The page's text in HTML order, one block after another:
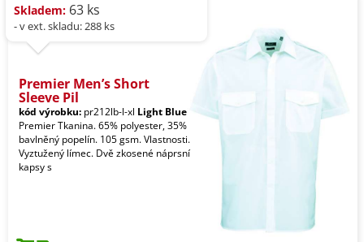
Skladem: 63 ks
- v ext. skladu: 288 ks
Premier Men’s Short
Sleeve Pil
kód výrobku: pr212lb-l-xl Light Blue
Premier Tkanina. 65% polyester, 35%
bavlněný popelín. 105 gsm. Vlastnosti.
Vyztužený límec. Dvě zkosené náprsní
kapsy s